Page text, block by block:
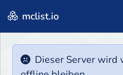
mclist.io
Dieser Server wird